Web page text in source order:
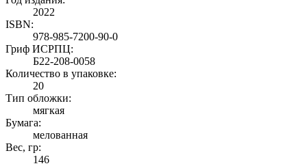
2022
ISBN:
978-985-7200-90-0
Гриф ИСРПЦ:
Б22-208-0058
Количество в упаковке:
20
Тип обложки:
мягкая
Бумага:
мелованная
Вес, гр:
146